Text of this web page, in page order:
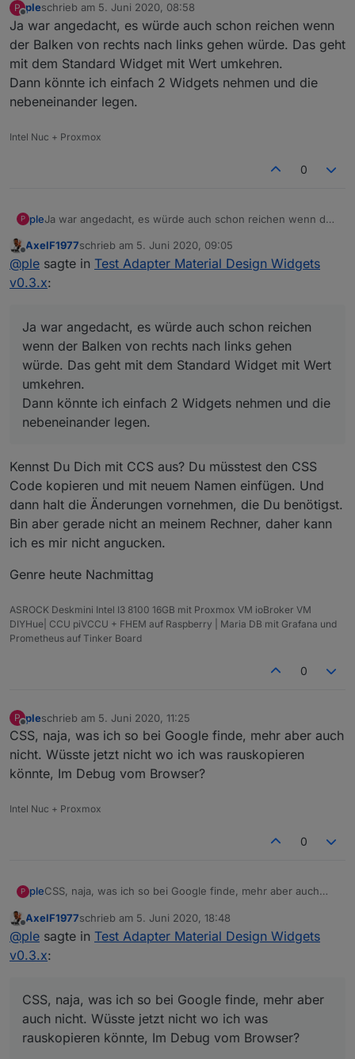
P pleschrieb am 5. Juni 2020, 08:58
zuletzt editiert von
Ja war angedacht, es würde auch schon reichen wenn
der Balken von rechts nach links gehen würde. Das geht
mit dem Standard Widget mit Wert umkehren.
Dann könnte ich einfach 2 Widgets nehmen und die
nebeneinander legen.
Intel Nuc + Proxmox
0
P pleJa war angedacht, es würde auch schon reichen wenn der
dem Standard Widget mit Wert umkehren.
Dann könnte ich einfach 2 Widgets nehmen und die
nebeneinander legen.
Offline
AxelF1977schrieb am 5. Juni 2020, 09:05
zuletzt editiert von
@ple sagte in Test Adapter Material Design Widgets
v0.3.x:
Ja war angedacht, es würde auch schon reichen
wenn der Balken von rechts nach links gehen
würde. Das geht mit dem Standard Widget mit Wert
umkehren.
Dann könnte ich einfach 2 Widgets nehmen und die
nebeneinander legen.
Kennst Du Dich mit CCS aus? Du müsstest den CSS
Code kopieren und mit neuem Namen einfügen. Und
dann halt die Änderungen vornehmen, die Du benötigst.
Bin aber gerade nicht an meinem Rechner, daher kann
ich es mir nicht angucken.
Genre heute Nachmittag
ASROCK Deskmini Intel I3 8100 16GB mit Proxmox VM ioBroker VM
DIYHue| CCU piVCCU + FHEM auf Raspberry | Maria DB mit Grafana und
Prometheus auf Tinker Board
0
P
Offline
pleschrieb am 5. Juni 2020, 11:25
zuletzt editiert von
CSS, naja, was ich so bei Google finde, mehr aber auch
nicht. Wüsste jetzt nicht wo ich was rauskopieren
könnte, Im Debug vom Browser?
Intel Nuc + Proxmox
0
P pleCSS, naja, was ich so bei Google finde, mehr aber auch
Im Debug vom Browser?
Offline
AxelF1977schrieb am 5. Juni 2020, 18:48
zuletzt editiert von
@ple sagte in Test Adapter Material Design Widgets
v0.3.x:
CSS, naja, was ich so bei Google finde, mehr aber
auch nicht. Wüsste jetzt nicht wo ich was
rauskopieren könnte, Im Debug vom Browser?